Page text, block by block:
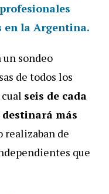
en la Argentina.
un sondeo
de todos los
seis de cada
destinará más
realizaban de
que